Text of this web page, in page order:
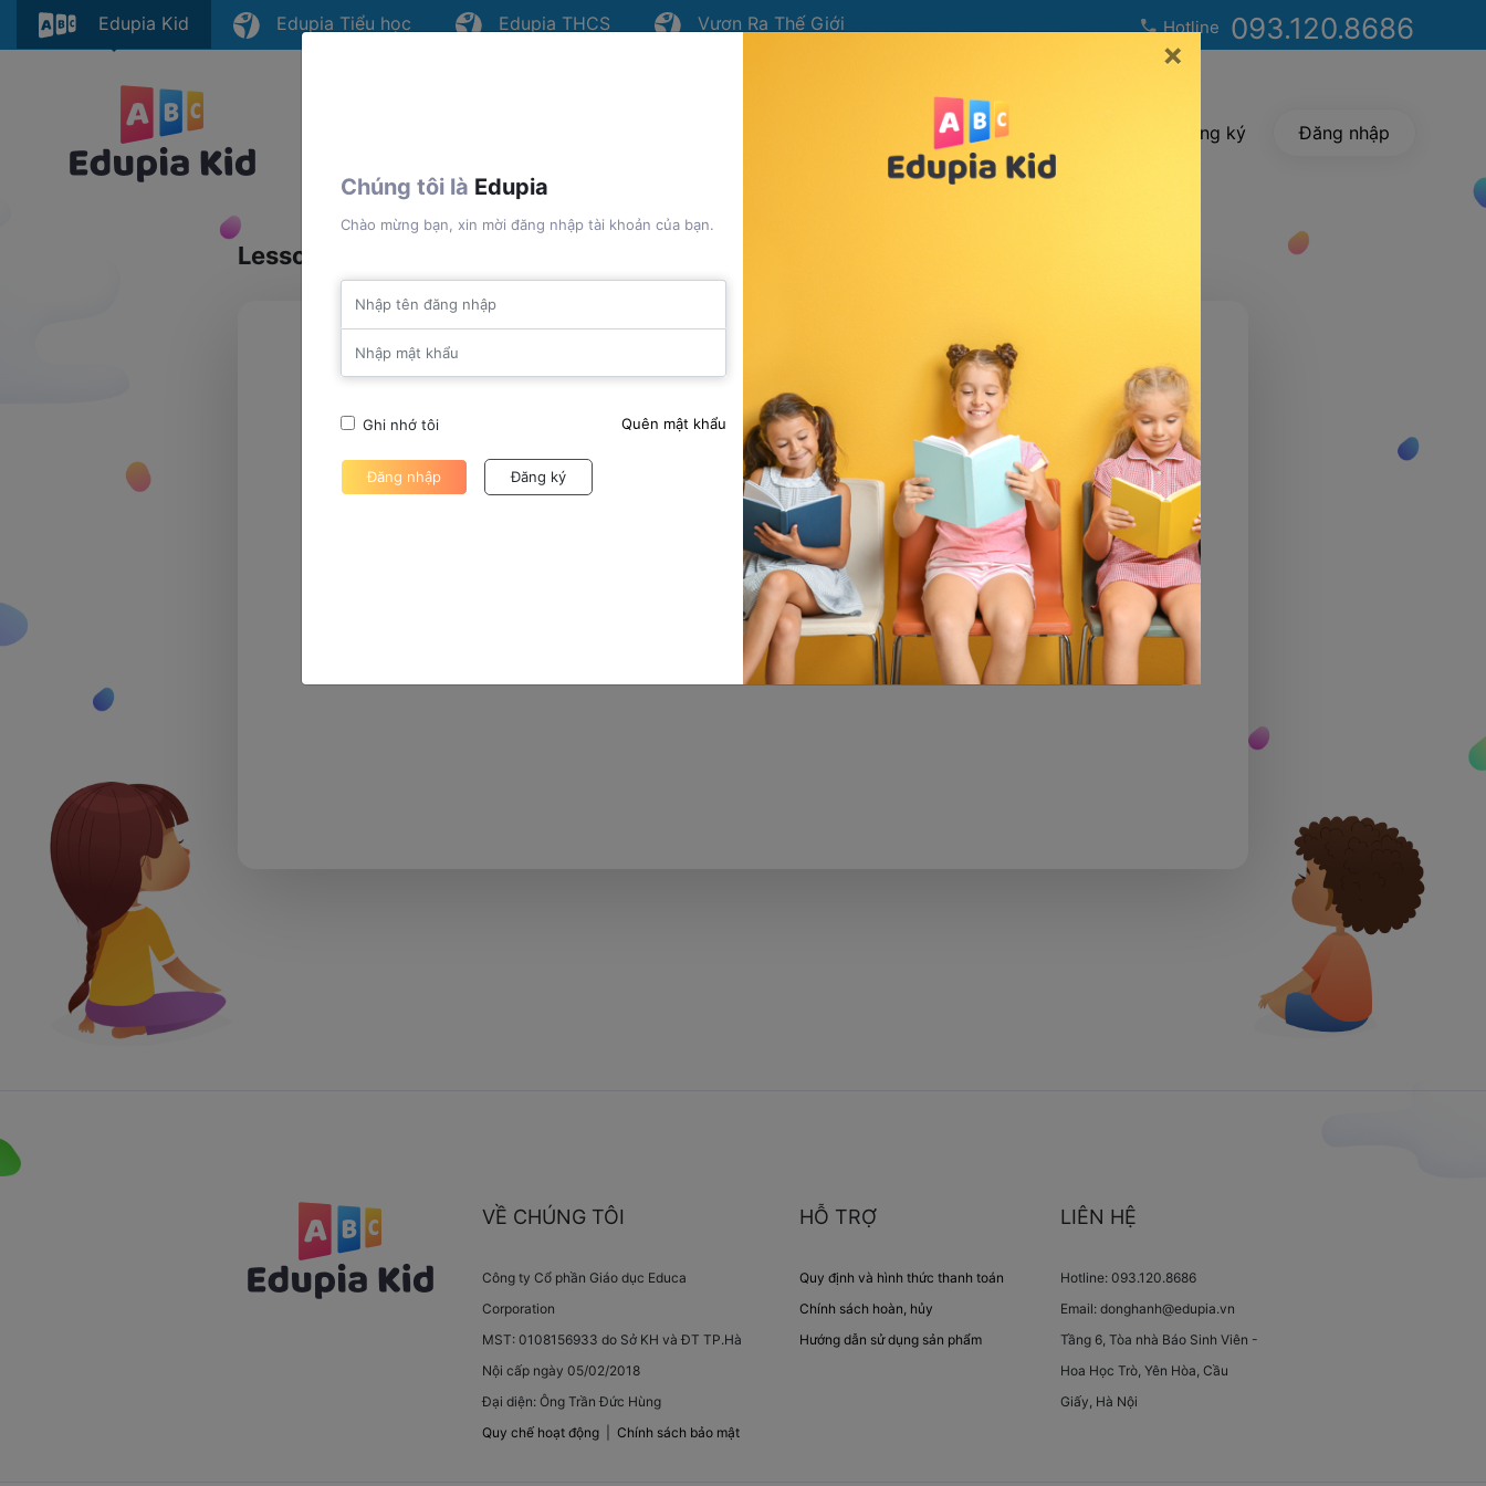
Edupia Kid Edupia Tiểu học Edupia THCS Vươn Ra Thế Giới 093.120.8686
Hotline
Hướng dẫn Đăng ký Đăng nhập
Lesson 3 - Phonics and Vocab - Letter a
Chúng tôi là Edupia
Chào mừng bạn, xin mời đăng nhập tài khoản của bạn.
Nhập mật khẩu
Ghi nhớ tôi Quên mật khẩu
Đăng nhập Đăng ký
×
VỀ CHÚNG TÔI
Công ty Cổ phần Giáo dục Educa
Corporation
MST: 0108156933 do Sở KH và ĐT TP.Hà
Nội cấp ngày 05/02/2018
Đại diện: Ông Trần Đức Hùng
Quy chế hoạt động
Chính sách bảo mật
HỖ TRỢ
Quy định và hình thức thanh toán
Chính sách hoàn, hủy
Hướng dẫn sử dụng sản phẩm
LIÊN HỆ
Hotline: 093.120.8686
Email: donghanh@edupia.vn
Tầng 6, Tòa nhà Báo Sinh Viên -
Hoa Học Trò, Yên Hòa, Cầu
Giấy, Hà Nội